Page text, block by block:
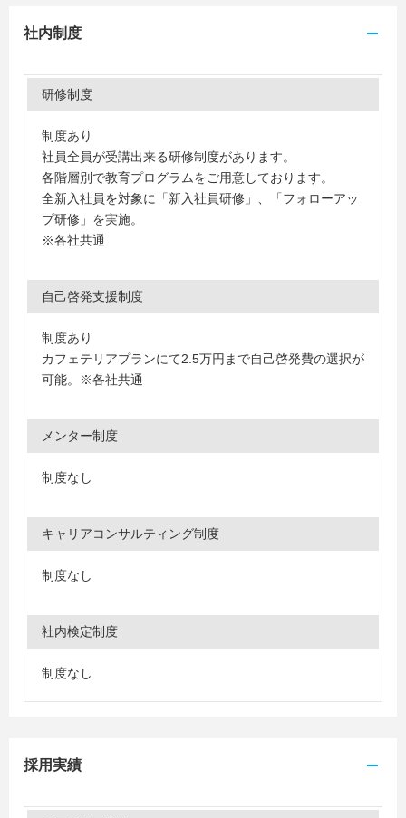
社内制度
研修制度
制度あり
社員全員が受講出来る研修制度があります。
各階層別で教育プログラムをご用意しております。
全新入社員を対象に「新入社員研修」、「フォローアッ
プ研修」を実施。
※各社共通
自己啓発支援制度
制度あり
カフェテリアプランにて2.5万円まで自己啓発費の選択が
可能。※各社共通
メンター制度
制度なし
キャリアコンサルティング制度
制度なし
社内検定制度
制度なし
採用実績